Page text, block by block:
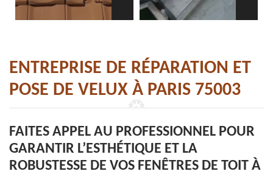
ENTREPRISE DE RÉPARATION ET
POSE DE VELUX À PARIS 75003
FAITES APPEL AU PROFESSIONNEL POUR
GARANTIR L’ESTHÉTIQUE ET LA
ROBUSTESSE DE VOS FENÊTRES DE TOIT À